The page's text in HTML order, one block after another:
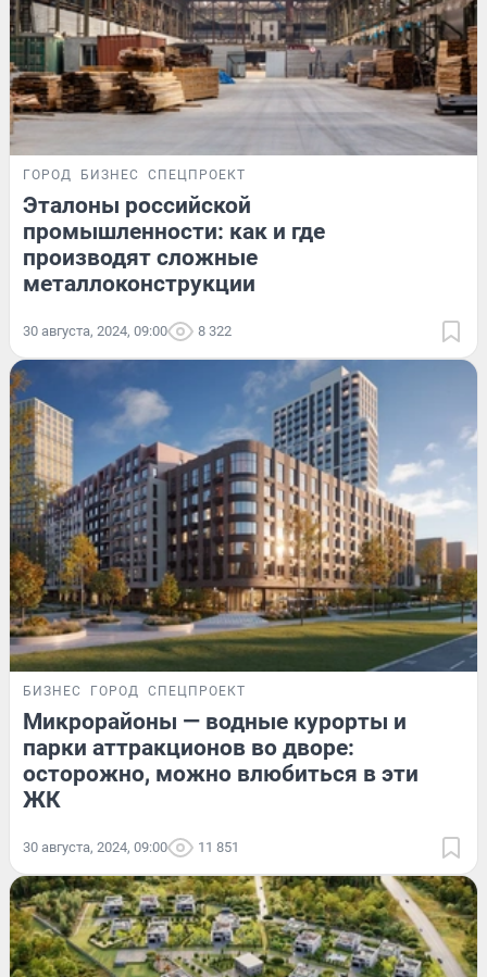
ГОРОД БИЗНЕС СПЕЦПРОЕКТ
Эталоны российской
промышленности: как и где
производят сложные
металлоконструкции
30 августа, 2024, 09:00 8 322
БИЗНЕС ГОРОД СПЕЦПРОЕКТ
Микрорайоны — водные курорты и
парки аттракционов во дворе:
осторожно, можно влюбиться в эти
ЖК
30 августа, 2024, 09:00 11 851